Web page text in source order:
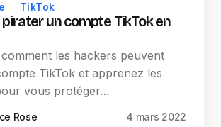
TikTok
un compte TikTok en
les hackers peuvent
TikTok et apprenez les
vous protéger…
Rose 4 mars 2022